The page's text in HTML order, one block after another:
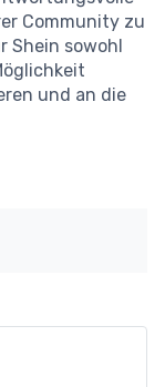
Community zu
Shein sowohl
und an die